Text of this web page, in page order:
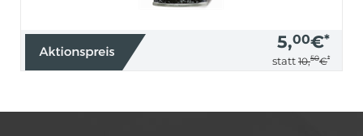
5,00€*
statt 10,50€*